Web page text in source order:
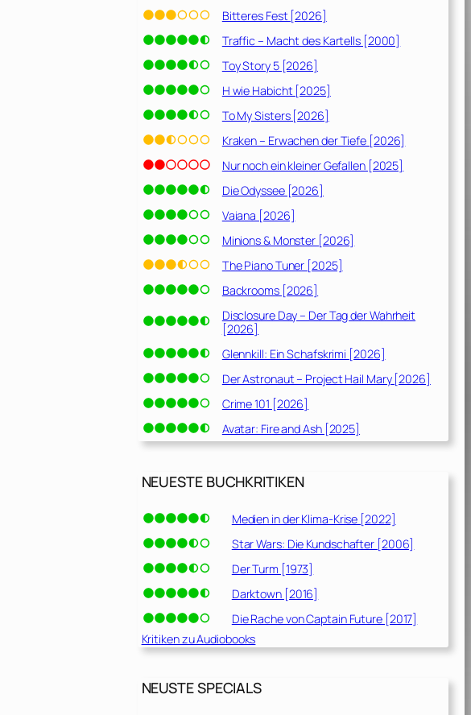
Bitteres Fest [2026]
Traffic – Macht des Kartells [2000]
Toy Story 5 [2026]
H wie Habicht [2025]
To My Sisters [2026]
Kraken – Erwachen der Tiefe [2026]
Nur noch ein kleiner Gefallen [2025]
Die Odyssee [2026]
Vaiana [2026]
Minions & Monster [2026]
The Piano Tuner [2025]
Backrooms [2026]
Disclosure Day – Der Tag der Wahrheit
[2026]
Glennkill: Ein Schafskrimi [2026]
Der Astronaut – Project Hail Mary [2026]
Crime 101 [2026]
Avatar: Fire and Ash [2025]
NEUESTE BUCHKRITIKEN
Medien in der Klima-Krise [2022]
Star Wars: Die Kundschafter [2006]
Der Turm [1973]
Darktown [2016]
Die Rache von Captain Future [2017]
Kritiken zu Audiobooks
NEUSTE SPECIALS